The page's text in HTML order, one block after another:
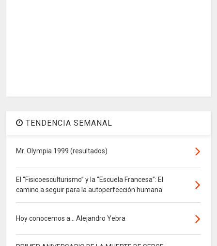
TENDENCIA SEMANAL
Mr. Olympia 1999 (resultados)
El “Fisicoesculturismo” y la “Escuela Francesa”: El
camino a seguir para la autoperfección humana
Hoy conocemos a... Alejandro Yebra